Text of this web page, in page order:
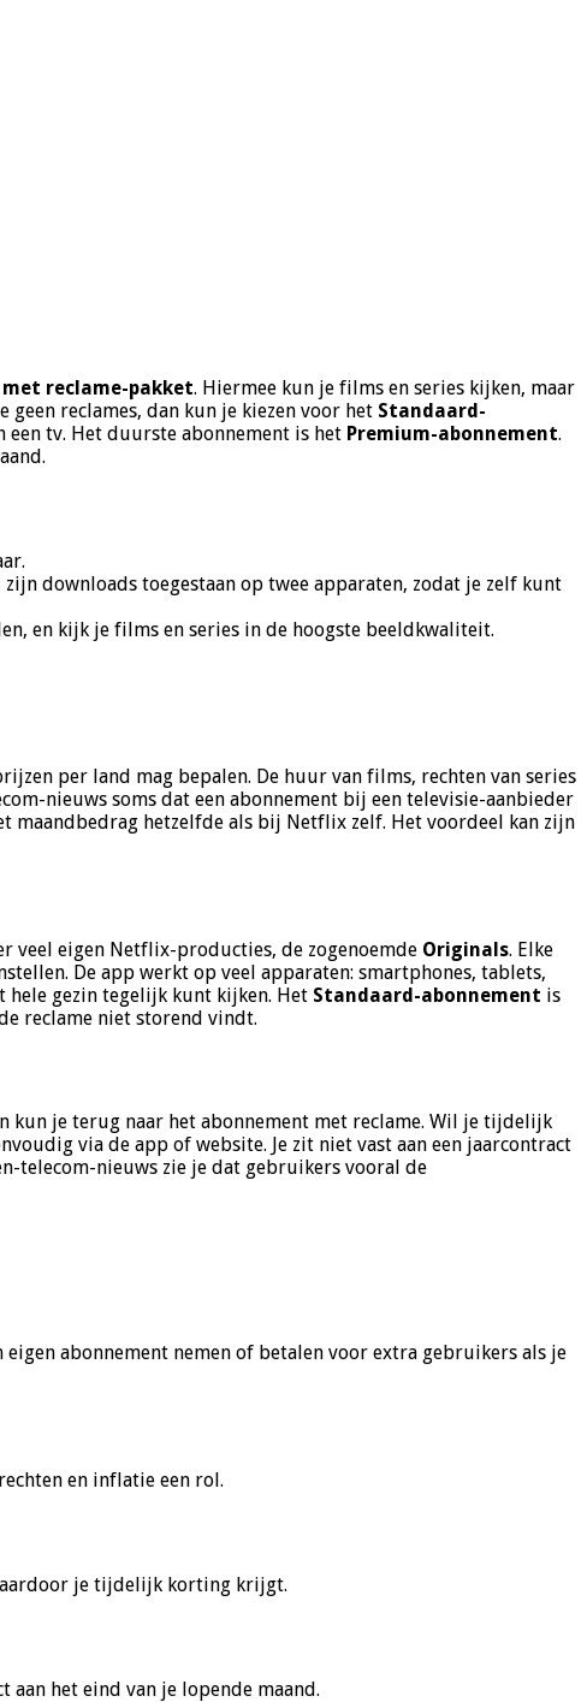
reclame-pakket. Hiermee kun je films en series kijken, maar
reclames, dan kun je kiezen voor het Standaard-
een tv. Het duurste abonnement is het Premium-abonnement.
downloads toegestaan op twee apparaten, zodat je zelf kunt
en kijk je films en series in de hoogste beeldkwaliteit.
per land mag bepalen. De huur van films, rechten van series
nieuws soms dat een abonnement bij een televisie-aanbieder
maandbedrag hetzelfde als bij Netflix zelf. Het voordeel kan zijn
veel eigen Netflix-producties, de zogenoemde Originals. Elke
De app werkt op veel apparaten: smartphones, tablets,
gezin tegelijk kunt kijken. Het Standaard-abonnement is
reclame niet storend vindt.
kun je terug naar het abonnement met reclame. Wil je tijdelijk
via de app of website. Je zit niet vast aan een jaarcontract
telecom-nieuws zie je dat gebruikers vooral de
abonnement nemen of betalen voor extra gebruikers als je
en inflatie een rol.
je tijdelijk korting krijgt.
aan het eind van je lopende maand.